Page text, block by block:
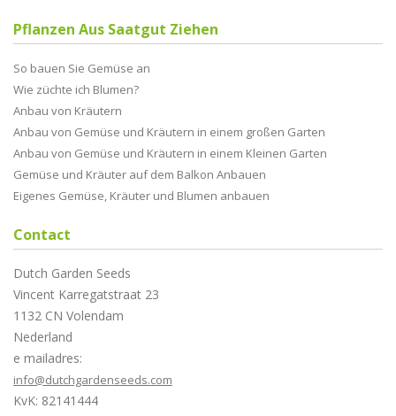
Pflanzen Aus Saatgut Ziehen
So bauen Sie Gemüse an
Wie züchte ich Blumen?
Anbau von Kräutern
Anbau von Gemüse und Kräutern in einem großen Garten
Anbau von Gemüse und Kräutern in einem Kleinen Garten
Gemüse und Kräuter auf dem Balkon Anbauen
Eigenes Gemüse, Kräuter und Blumen anbauen
Contact
Dutch Garden Seeds
Vincent Karregatstraat 23
1132 CN Volendam
Nederland
e mailadres:
info@dutchgardenseeds.com
KvK: 82141444